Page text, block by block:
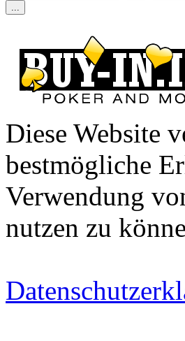
Diese Website
bestmögliche
Verwendung
nutzen zu